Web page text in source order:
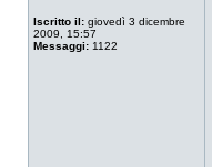
Iscritto il: giovedì 3 dicembre
2009, 15:57
Messaggi: 1122